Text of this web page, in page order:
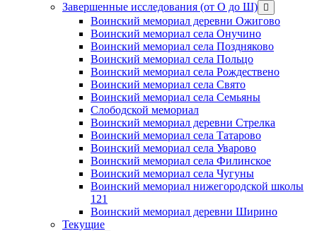
Завершенные исследования (от О до Ш) открыть
меню
Воинский мемориал деревни Ожигово
Воинский мемориал села Онучино
Воинский мемориал села Поздняково
Воинский мемориал села Польцо
Воинский мемориал села Рождествено
Воинский мемориал села Свято
Воинский мемориал села Семьяны
Слободской мемориал
Воинский мемориал деревни Стрелка
Воинский мемориал села Татарово
Воинский мемориал села Уварово
Воинский мемориал села Филинское
Воинский мемориал села Чугуны
Воинский мемориал нижегородской школы
121
Воинский мемориал деревни Ширино
Текущие